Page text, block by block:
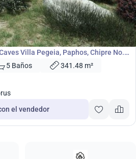
Villa Pegeia, Paphos, Chipre No.
5 Baños
341.48 m²
el vendedor